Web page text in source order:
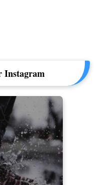
Instagram